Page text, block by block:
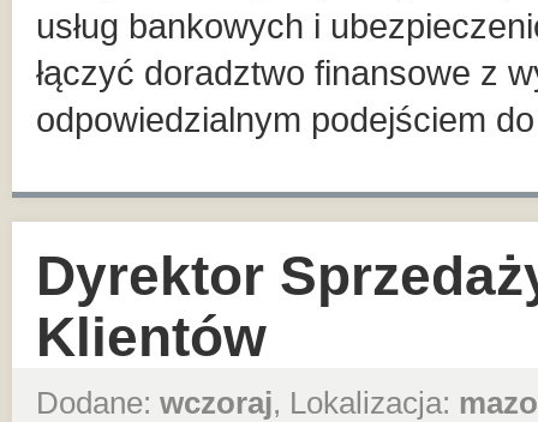
usług bankowych i
łączyć doradztwo finansowe z
odpowiedzialnym podejściem
Dyrektor
Klientów
Dodane: wczoraj, Lokalizacja: